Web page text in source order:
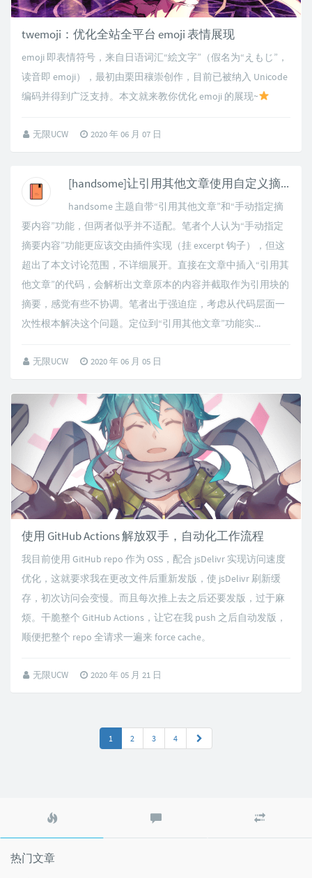
twemoji：优化全站全平台 emoji 表情展现
emoji 即表情符号，来自日语词汇“絵文字”（假名为“えもじ”，
读音即 emoji），最初由栗田穰崇创作，目前已被纳入 Unicode
编码并得到广泛支持。本文就来教你优化 emoji 的展现~
无限UCW 2020 年 06 月 07 日
[handsome]让引用其他文章使用自定义摘要
handsome 主题自带“引用其他文章”和“手动指定摘
要内容”功能，但两者似乎并不适配。笔者个人认为“手动指定
摘要内容”功能更应该交由插件实现（挂 excerpt 钩子），但这
超出了本文讨论范围，不详细展开。直接在文章中插入“引用其
他文章”的代码，会解析出文章原本的内容并截取作为引用块的
摘要，感觉有些不协调。笔者出于强迫症，考虑从代码层面一
次性根本解决这个问题。定位到“引用其他文章”功能实...
无限UCW 2020 年 06 月 05 日
使用 GitHub Actions 解放双手，自动化工作流程
我目前使用 GitHub repo 作为 OSS，配合 jsDelivr 实现访问速度
优化，这就要求我在更改文件后重新发版，使 jsDelivr 刷新缓
存，初次访问会变慢。而且每次推上去之后还要发版，过于麻
烦。干脆整个 GitHub Actions，让它在我 push 之后自动发版，
顺便把整个 repo 全请求一遍来 force cache。
无限UCW 2020 年 05 月 21 日
1 2 3 4
文
评
文
热门文章